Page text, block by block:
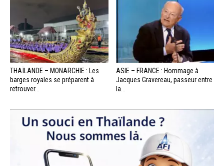
THAÏLANDE – MONARCHIE : Les
barges royales se préparent à
retrouver...
ASIE – FRANCE : Hommage à
Jacques Gravereau, passeur entre
la...